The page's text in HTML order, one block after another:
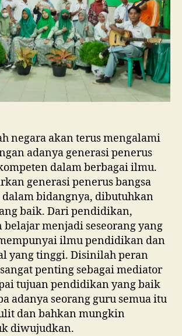
1
Metro
Membebaskan
Siswa
Berkreasi
dalam
Merayakan
negara akan terus mengalami
adanya generasi penerus
dalam berbagai ilmu.
generasi penerus bangsa
bidangnya, dibutuhkan
baik. Dari pendidikan,
menjadi seseorang yang
ilmu pendidikan dan
yang tinggi. Disinilah peran
penting sebagai mediator
tujuan pendidikan yang baik
adanya seorang guru semua itu
dan bahkan mungkin
diwujudkan.